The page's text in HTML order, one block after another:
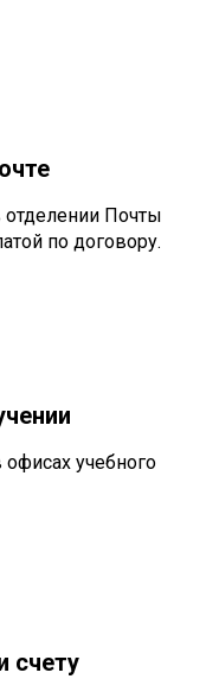
Почты
по договору.
учебного
счету